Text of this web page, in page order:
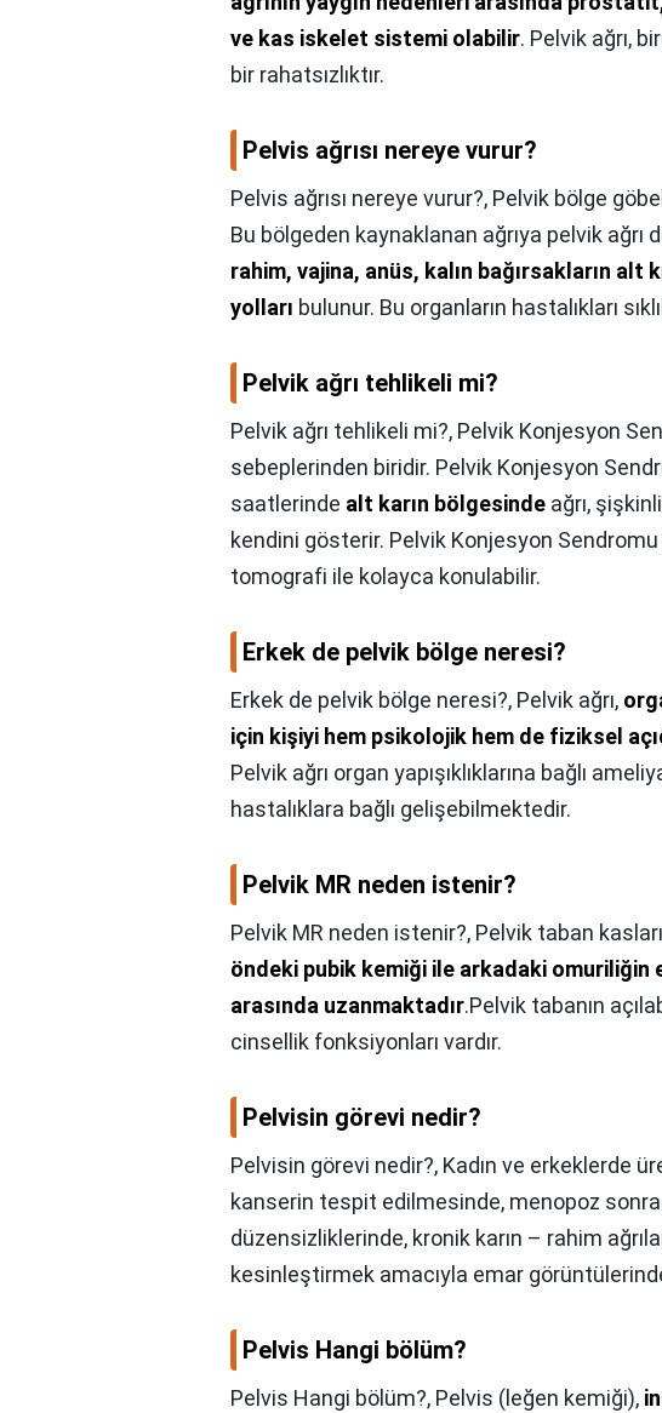
ve kas iskelet sistemi olabilir. Pelvik ağrı,
bir rahatsızlıktır.
Pelvis ağrısı nereye vurur?
Pelvis ağrısı nereye vurur?, Pelvik bölge
Bu bölgeden kaynaklanan ağrıya pelvik ağrı
rahim, vajina, anüs, kalın bağırsakların alt
yolları bulunur. Bu organların hastalıkları
Pelvik ağrı tehlikeli mi?
Pelvik ağrı tehlikeli mi?, Pelvik Konjesyon
sebeplerinden biridir. Pelvik Konjesyon
saatlerinde alt karın bölgesinde ağrı,
kendini gösterir. Pelvik Konjesyon
tomografi ile kolayca konulabilir.
Erkek de pelvik bölge neresi?
Erkek de pelvik bölge neresi?, Pelvik ağrı,
için kişiyi hem psikolojik hem de fiziksel
Pelvik ağrı organ yapışıklıklarına bağlı
hastalıklara bağlı gelişebilmektedir.
Pelvik MR neden istenir?
Pelvik MR neden istenir?, Pelvik taban
öndeki pubik kemiği ile arkadaki omuriliğin
arasında uzanmaktadır.Pelvik tabanın
cinsellik fonksiyonları vardır.
Pelvisin görevi nedir?
Pelvisin görevi nedir?, Kadın ve erkeklerde
kanserin tespit edilmesinde, menopoz
düzensizliklerinde, kronik karın – rahim
kesinleştirmek amacıyla emar
Pelvis Hangi bölüm?
Pelvis Hangi bölüm?, Pelvis (leğen kemiği),